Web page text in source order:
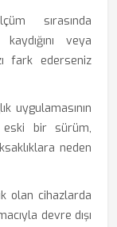
sırasında
veya
fark ederseniz
uygulamasının
eski bir sürüm,
neden
olan cihazlarda
devre dışı